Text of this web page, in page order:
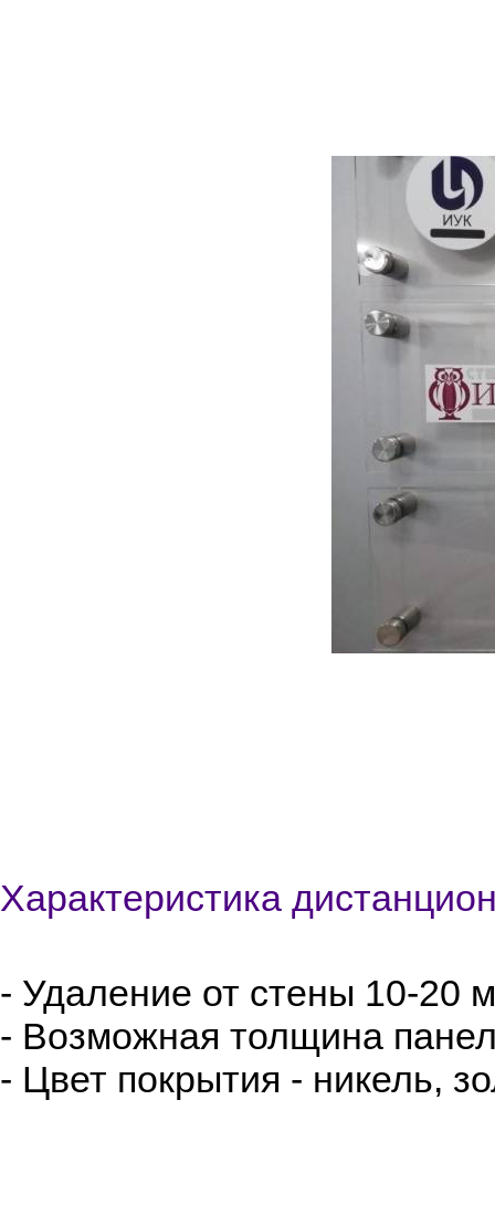
Характеристика
- Удаление от стены 10-20
- Возможная толщина
- Цвет покрытия - никель,